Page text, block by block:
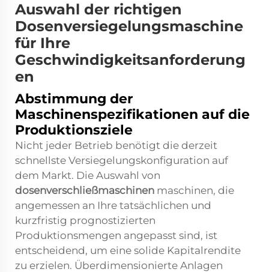
Auswahl der richtigen
Dosenversiegelungsmaschine
für Ihre
Geschwindigkeitsanforderung
en
Abstimmung der
Maschinenspezifikationen auf die
Produktionsziele
Nicht jeder Betrieb benötigt die derzeit
schnellste Versiegelungskonfiguration auf
dem Markt. Die Auswahl von
dosenverschließmaschinen maschinen, die
angemessen an Ihre tatsächlichen und
kurzfristig prognostizierten
Produktionsmengen angepasst sind, ist
entscheidend, um eine solide Kapitalrendite
zu erzielen. Überdimensionierte Anlagen